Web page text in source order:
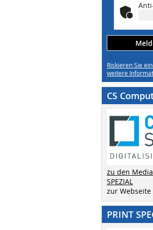
Riskieren Sie
weitere
CS
zu den
SPEZIAL
zur Webseite
PRINT